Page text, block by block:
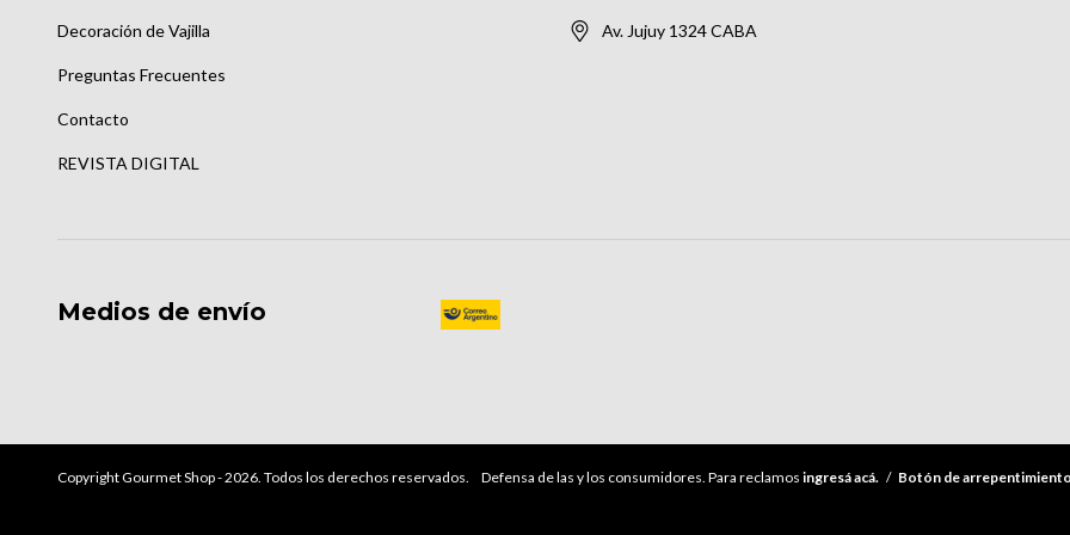
Decoración de Vajilla
Preguntas Frecuentes
Contacto
REVISTA DIGITAL
Av. Jujuy 1324 CABA
Medios de envío
Copyright Gourmet Shop - 2026. Todos los derechos reservados. Defensa de las y los consumidores. Para reclamos ingresá acá. / Botón de